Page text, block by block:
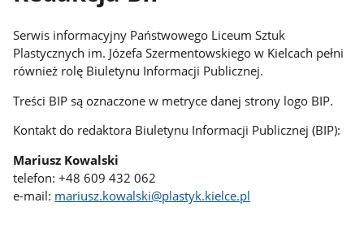
Serwis informacyjny Państwowego Liceum Sztuk
Plastycznych im. Józefa Szermentowskiego w Kielcach pełni
również rolę Biuletynu Informacji Publicznej.
Treści BIP są oznaczone w metryce danej strony logo BIP.
Kontakt do redaktora Biuletynu Informacji Publicznej (BIP):
Mariusz Kowalski
telefon: +48 609 432 062
e-mail: mariusz.kowalski@plastyk.kielce.pl